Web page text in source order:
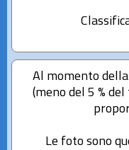
Al momento
(meno del 5 %
Le foto sono